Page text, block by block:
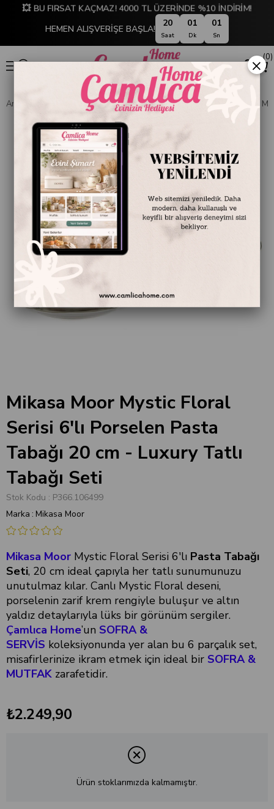
💥 BU FIRSAT KAÇMAZ! 4000 TL ÜZERİNDE %10 İNDİRİM!
HEMEN ALIŞVERİŞE BAŞLA! 20
Saat
01
Dk
01
Sn
0
Anasayfa SOFRA & MUTFAK SOFRA & SERVİS Servis Kapları ve
Mikasa Moor Mystic Floral
Serisi 6'lı Porselen Pasta
Tabağı 20 cm - Luxury Tatlı
Tabağı Seti
Stok Kodu
P366.106499
Marka : Mikasa Moor
Mikasa Moor Mystic Floral Serisi 6'lı Pasta Tabağı
Seti, 20 cm ideal çapıyla her tatlı sunumunuzu
unutulmaz kılar. Canlı Mystic Floral deseni,
porselenin zarif krem rengiyle buluşur ve altın
yaldız detaylarıyla lüks bir görünüm sergiler.
Çamlıca Home’un SOFRA &
SERVİS koleksiyonunda yer alan bu 6 parçalık set,
misafirlerinize ikram etmek için ideal bir SOFRA &
MUTFAK zarafetidir.
₺2.249,90
Ürün stoklarımızda kalmamıştır.
×